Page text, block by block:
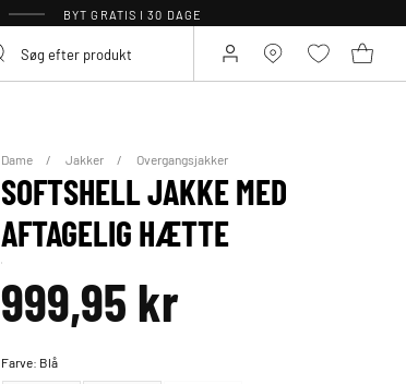
BYT GRATIS I 30 DAGE
Dame Jakker Overgangsjakker
SOFTSHELL JAKKE MED
AFTAGELIG HÆTTE
999,95 kr
Farve: Blå